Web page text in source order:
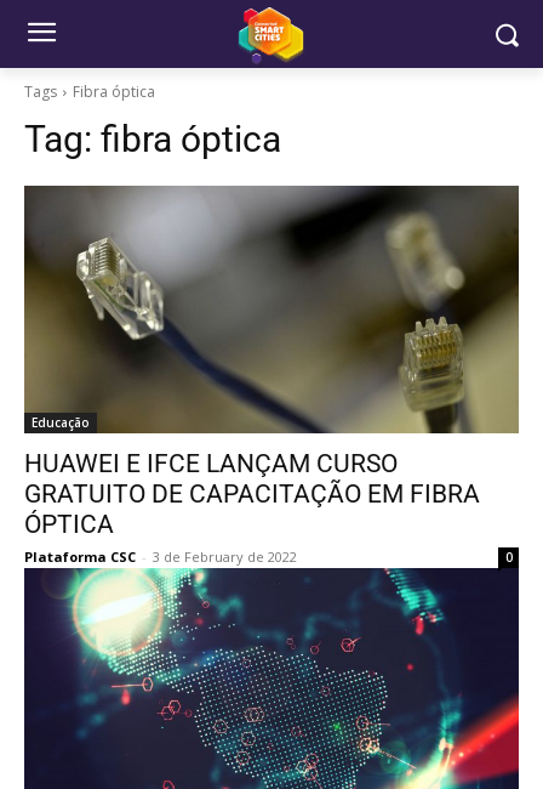
Tags Fibra óptica
Tag: fibra óptica
Educação
HUAWEI E IFCE LANÇAM CURSO
GRATUITO DE CAPACITAÇÃO EM FIBRA
ÓPTICA
Plataforma CSC - 3 de February de 2022 0